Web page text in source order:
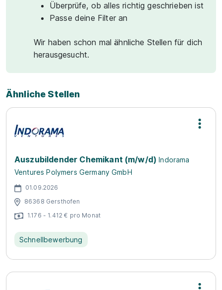
Überprüfe, ob alles richtig geschrieben ist
Passe deine Filter an
Wir haben schon mal ähnliche Stellen für dich
herausgesucht.
Ähnliche Stellen
Auszubildender Chemikant (m/w/d) Indorama
Ventures Polymers Germany GmbH
01.09.2026
86368 Gersthofen
1.176 - 1.412 € pro Monat
Schnellbewerbung